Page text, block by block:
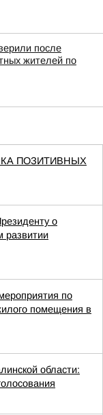
после
жителей по
ПОЗИТИВНЫХ
о
развитии
по
помещения в
области: